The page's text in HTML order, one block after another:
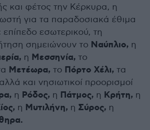
και φέτος την Κέρκυρα, η
για τα παραδοσιακά έθιμα
εσωτερικού, τη
σημειώνουν το Ναύπλιο, η
η Μεσσηνία, το
Μετέωρα, το Πόρτο Χέλι, τα
αλλά και νησιωτικοί προορισμοί
η Ρόδος, η Πάτμος, η Κρήτη, η
η Μυτιλήνη, η Σύρος, η